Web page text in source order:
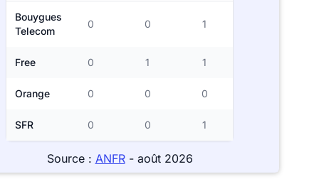
Bouygues
Telecom
0 0 1
Free 0 1 1
Orange 0 0 0
SFR 0 0 1
Source : ANFR- août 2026